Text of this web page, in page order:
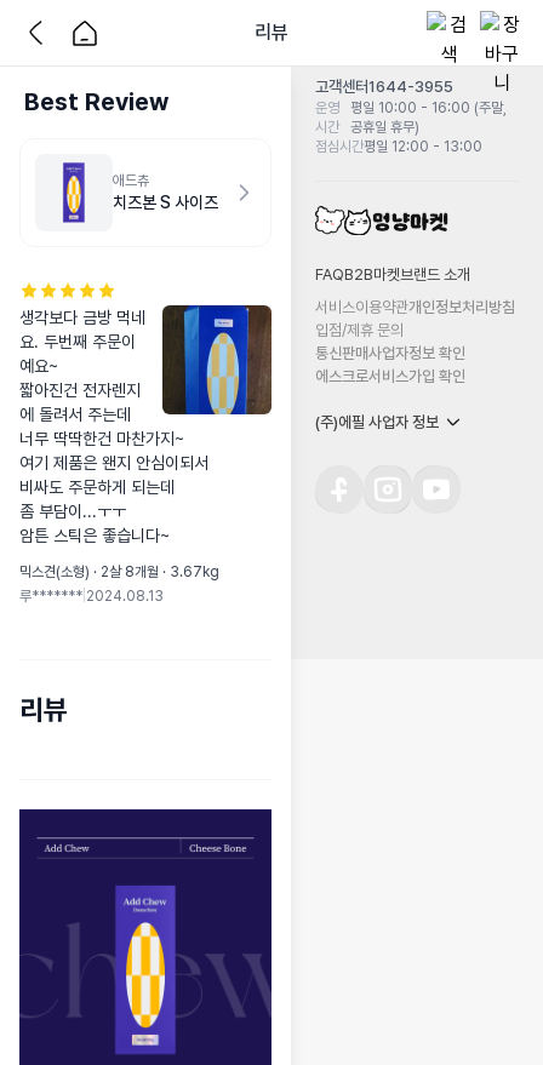
리뷰
Best Review
애드츄
치즈본 S 사이즈
생각보다 금방 먹네
요. 두번째 주문이
예요~
짧아진건 전자렌지
에 돌려서 주는데
너무 딱딱한건 마찬가지~
여기 제품은 왠지 안심이되서
비싸도 주문하게 되는데
좀 부담이...ㅜㅜ
암튼 스틱은 좋습니다~
믹스견(소형) · 2살 8개월 · 3.67kg
루******* 2024.08.13
리뷰
고객센터1644-3955
운영
시간
평일 10:00 - 16:00 (주말,
공휴일 휴무)
점심시간평일 12:00 - 13:00
FAQB2B마켓 브랜드 소개
서비스이용약관개인정보처리방침
입점/제휴 문의
통신판매사업자정보 확인
에스크로서비스가입 확인
(주)에필 사업자 정보